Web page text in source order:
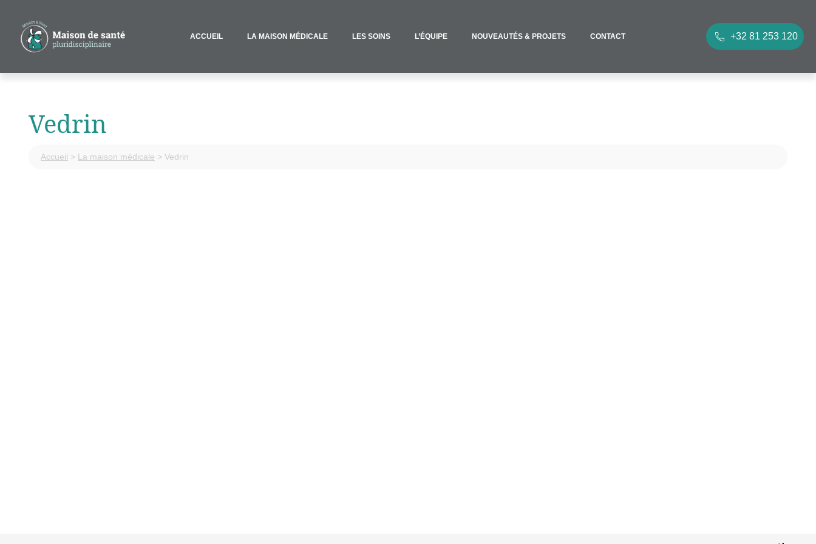
ACCUEIL LA MAISON MÉDICALE LES SOINS L’ÉQUIPE NOUVEAUTÉS & PROJETS CONTACT +32 81 253 120
Vedrin
Accueil > La maison médicale > Vedrin